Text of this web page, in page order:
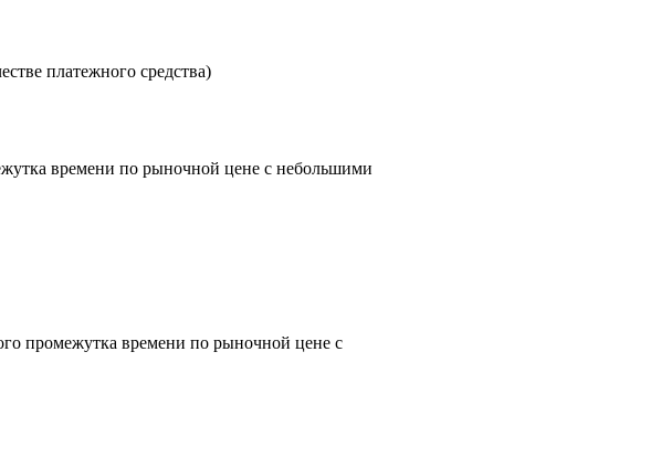
платежного средства)
времени по рыночной цене с небольшими
промежутка времени по рыночной цене с